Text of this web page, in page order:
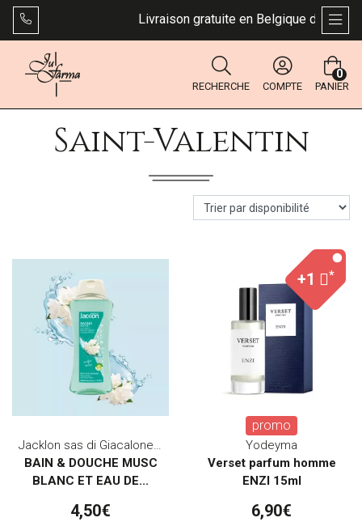
Livraison gratuite en Belgique dès 49 €.
RECHERCHE COMPTE PANIER
0
Saint-Valentin
Jacklon sas di Giacalone A&C
BAIN & DOUCHE MUSC
BLANC ET EAU DE...
4,50€
+1 *
promo
Yodeyma
Verset parfum homme
ENZI 15ml
6,90€